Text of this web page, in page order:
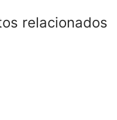
relacionados